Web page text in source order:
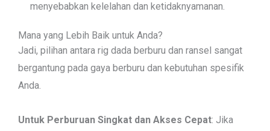
menyebabkan kelelahan dan ketidaknyamanan.
Mana yang Lebih Baik untuk Anda?
Jadi, pilihan antara rig dada berburu dan ransel sangat
bergantung pada gaya berburu dan kebutuhan spesifik
Anda.
Untuk Perburuan Singkat dan Akses Cepat: Jika